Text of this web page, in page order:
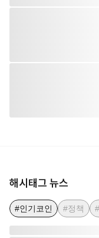
해시태그 뉴스
#인기코인 #정책